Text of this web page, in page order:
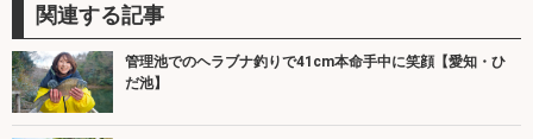
関連する記事
管理池でのヘラブナ釣りで41cm本命手中に笑顔【愛知・ひ
だ池】